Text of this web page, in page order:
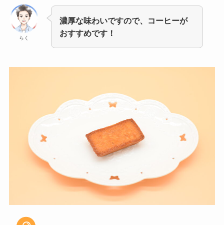
らく
濃厚な味わいですので、コーヒーが
おすすめです！